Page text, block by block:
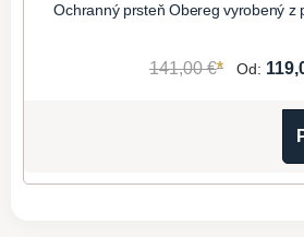
Ochranný prsteň Obereg vyrobený z
141,00 €* Od: